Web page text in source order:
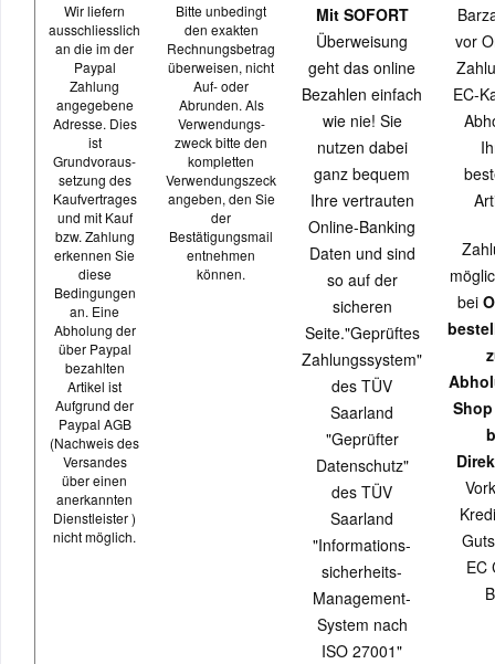
Wir liefern
ausschliesslich
an die im der
Paypal
Zahlung
angegebene
Adresse. Dies
ist
Grundvoraus-
setzung des
Kaufvertrages
und mit Kauf
bzw. Zahlung
erkennen Sie
diese
Bedingungen
an. Eine
Abholung der
über Paypal
bezahlten
Artikel ist
Aufgrund der
Paypal AGB
(Nachweis des
Versandes
über einen
anerkannten
Dienstleister )
nicht möglich.
Bitte unbedingt
den exakten
Rechnungsbetrag
überweisen, nicht
Auf- oder
Abrunden. Als
Verwendungs-
zweck bitte den
kompletten
Verwendungszeck
angeben, den Sie
der
Bestätigungsmail
entnehmen
können.
Mit SOFORT
Überweisung
geht das online
Bezahlen einfach
wie nie! Sie
nutzen dabei
ganz bequem
Ihre vertrauten
Online-Banking
Daten und sind
so auf der
sicheren
Seite."Geprüftes
Zahlungssystem"
des TÜV
Saarland
"Geprüfter
Datenschutz"
des TÜV
Saarland
"Informations-
sicherheits-
Management-
System nach
ISO 27001"
vor
EC-
bei
EC